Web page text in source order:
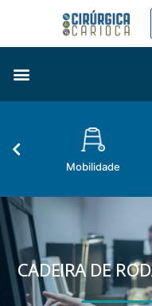
Mobilidade
CADEIRA DE